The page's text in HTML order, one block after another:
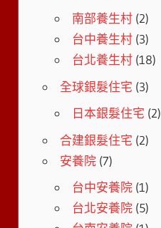
南部養生村(2)
台中養生村(3)
台北養生村(18)
全球銀髮住宅 (3)
日本銀髮住宅 (2)
合建銀髮住宅 (2)
安養院(7)
台中安養院(1)
台北安養院(5)